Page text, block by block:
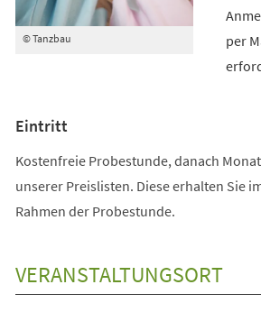
© Tanzbau
per
Eintritt
Kostenfreie Probestunde, danach
unserer Preislisten. Diese erhalten Sie
Rahmen der Probestunde.
VERANSTALTUNGSORT